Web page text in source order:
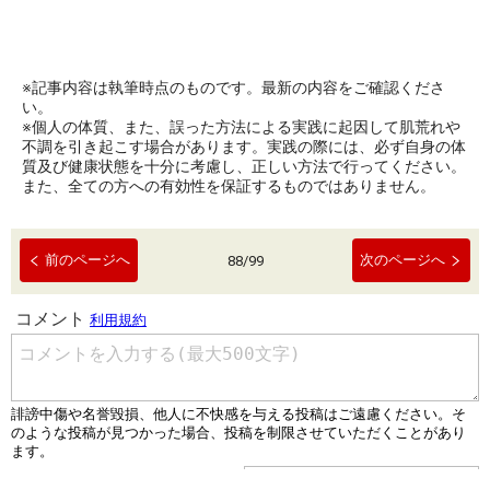
※記事内容は執筆時点のものです。最新の内容をご確認くださ
い。
※個人の体質、また、誤った方法による実践に起因して肌荒れや
不調を引き起こす場合があります。実践の際には、必ず自身の体
質及び健康状態を十分に考慮し、正しい方法で行ってください。
また、全ての方への有効性を保証するものではありません。
前のページへ 88/99 次のページへ